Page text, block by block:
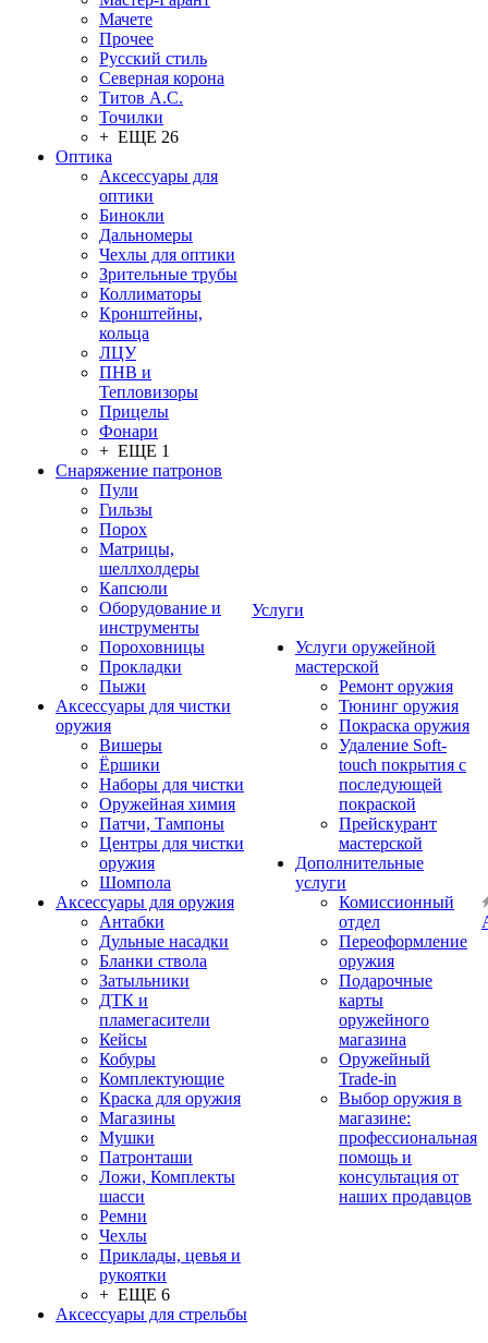
Мачете
Прочее
Русский стиль
Северная корона
Титов А.С.
Точилки
+ ЕЩЕ 26
Оптика
Аксессуары для
оптики
Бинокли
Дальномеры
Чехлы для оптики
Зрительные трубы
Коллиматоры
Кронштейны,
кольца
ЛЦУ
ПНВ и
Тепловизоры
Прицелы
Фонари
+ ЕЩЕ 1
Снаряжение патронов
Пули
Гильзы
Порох
Матрицы,
шеллхолдеры
Капсюли
Оборудование и
инструменты
Пороховницы
Прокладки
Пыжи
Аксессуары для чистки
оружия
Вишеры
Ёршики
Наборы для чистки
Оружейная химия
Патчи, Тампоны
Центры для чистки
оружия
Шомпола
Аксессуары для оружия
Антабки
Дульные насадки
Бланки ствола
Затыльники
ДТК и
пламегасители
Кейсы
Кобуры
Комплектующие
Краска для оружия
Магазины
Мушки
Патронташи
Ложи, Комплекты
шасси
Ремни
Чехлы
Приклады, цевья и
рукоятки
+ ЕЩЕ 6
Аксессуары для стрельбы
Услуги
Услуги оружейной
мастерской
Ремонт оружия
Тюнинг оружия
Покраска оружия
Удаление Soft-
touch покрытия с
последующей
покраской
Прейскурант
мастерской
Дополнительные
услуги
Комиссионный
отдел
Переоформление
оружия
Подарочные
карты
оружейного
магазина
Оружейный
Trade-in
Выбор оружия в
магазине:
профессиональная
помощь и
консультация от
наших продавцов